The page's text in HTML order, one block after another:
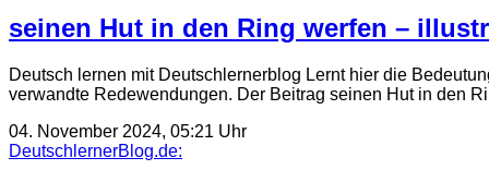
seinen Hut in den Ring werfen –
Deutsch lernen mit Deutschlernerblog Lernt hier die
verwandte Redewendungen. Der Beitrag seinen Hut in den
04. November 2024, 05:21 Uhr
DeutschlernerBlog.de: